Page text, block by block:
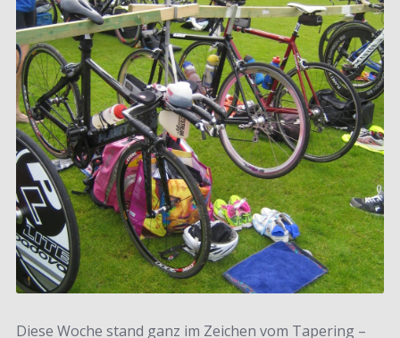
Diese Woche stand ganz im Zeichen vom Tapering –